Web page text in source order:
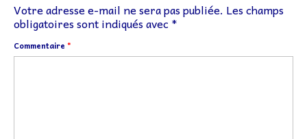
Votre adresse e-mail ne sera pas publiée. Les champs
obligatoires sont indiqués avec *
Commentaire *